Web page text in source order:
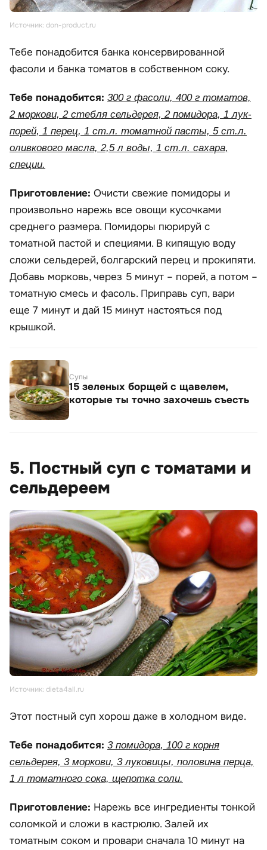
Источник: don-product.ru
Тебе понадобится банка консервированной
фасоли и банка томатов в собственном соку.
Тебе понадобится: 300 г фасоли, 400 г томатов,
2 моркови, 2 стебля сельдерея, 2 помидора, 1 лук-
порей, 1 перец, 1 ст.л. томатной пасты, 5 ст.л.
оливкового масла, 2,5 л воды, 1 ст.л. сахара,
специи.
Приготовление: Очисти свежие помидоры и
произвольно нарежь все овощи кусочками
среднего размера. Помидоры пюрируй с
томатной пастой и специями. В кипящую воду
сложи сельдерей, болгарский перец и прокипяти.
Добавь морковь, через 5 минут – порей, а потом –
томатную смесь и фасоль. Приправь суп, вари
еще 7 минут и дай 15 минут настояться под
крышкой.
Супы
15 зеленых борщей с щавелем,
которые ты точно захочешь съесть
5. Постный суп с томатами и
сельдереем
Источник: dieta4all.ru
Этот постный суп хорош даже в холодном виде.
Тебе понадобится: 3 помидора, 100 г корня
сельдерея, 3 моркови, 3 луковицы, половина перца,
1 л томатного сока, щепотка соли.
Приготовление: Нарежь все ингредиенты тонкой
соломкой и сложи в кастрюлю. Залей их
томатным соком и провари сначала 10 минут на